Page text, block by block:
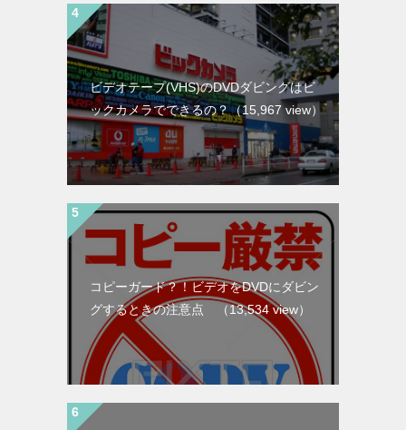
ビデオテープ(VHS)のDVDダビングはビ
ックカメラでできるの？（15,967 view）
コピーガード？！ビデオをDVDにダビン
グするときの注意点
（13,534 view）